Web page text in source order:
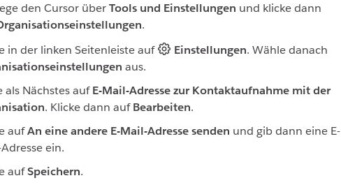
den Cursor überTools und Einstellungen und klicke dann
.
in der linken Seitenleiste auf
Einstellungen. Wähle danach
aus.
als Nächstes aufE-Mail-Adresse zur Kontaktaufnahme mit der
. Klicke dann aufBearbeiten.
aufAn eine andere E-Mail-Adresse senden und gib dann eine E-
ein.
aufSpeichern.